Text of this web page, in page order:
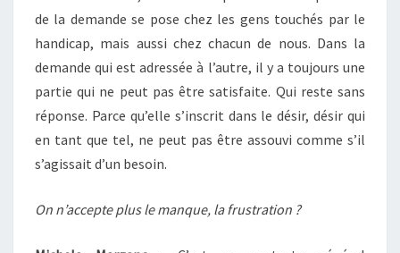
de la demande se pose chez les gens touchés par le
handicap, mais aussi chez chacun de nous. Dans la
demande qui est adressée à l’autre, il y a toujours une
partie qui ne peut pas être satisfaite. Qui reste sans
réponse. Parce qu’elle s’inscrit dans le désir, désir qui
en tant que tel, ne peut pas être assouvi comme s’il
s’agissait d’un besoin.
On n’accepte plus le manque, la frustration ?